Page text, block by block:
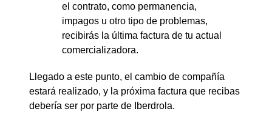
el contrato, como permanencia,
impagos u otro tipo de problemas,
recibirás la última factura de tu actual
comercializadora.
Llegado a este punto, el cambio de compañía
estará realizado, y la próxima factura que recibas
debería ser por parte de Iberdrola.